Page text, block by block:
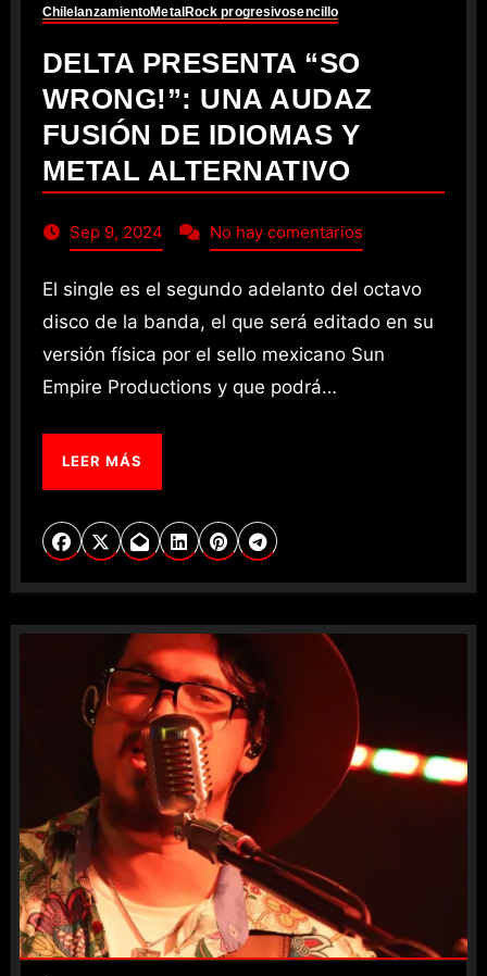
Chile lanzamientoMetal Rock progresivosencillo
DELTA PRESENTA “SO
WRONG!”: UNA AUDAZ
FUSIÓN DE IDIOMAS Y
METAL ALTERNATIVO
Sep 9, 2024 No hay comentarios
El single es el segundo adelanto del octavo
disco de la banda, el que será editado en su
versión física por el sello mexicano Sun
Empire Productions y que podrá…
LEER MÁS